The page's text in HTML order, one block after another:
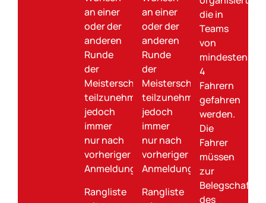
an einer
oder der
anderen
Runde
der
Meisterschaft
teilzunehmen,
jedoch
immer
nur nach
vorheriger
Anmeldung.
Rangliste
an einer
oder der
anderen
Runde
der
Meisterschaft
teilzunehmen,
jedoch
immer
nur nach
vorheriger
Anmeldung.
Rangliste
die in
Teams
von
mindestens
4
Fahrern
gefahren
werden.
Die
Fahrer
müssen
zur
Belegschaft
des